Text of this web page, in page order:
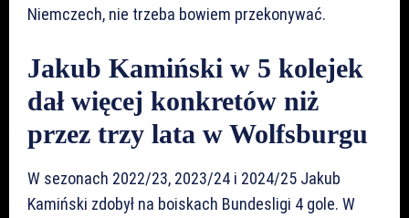
Niemczech, nie trzeba bowiem przekonywać.
Jakub Kamiński w 5 kolejek
dał więcej konkretów niż
przez trzy lata w Wolfsburgu
W sezonach 2022/23, 2023/24 i 2024/25 Jakub
Kamiński zdobył na boiskach Bundesligi 4 gole. W